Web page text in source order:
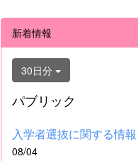
新着情報
30日分
パブリック
08/04